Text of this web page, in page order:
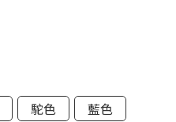
駝色
藍色